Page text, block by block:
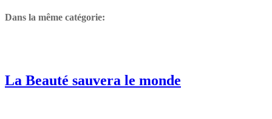
Dans la même catégorie:
La Beauté sauvera le monde